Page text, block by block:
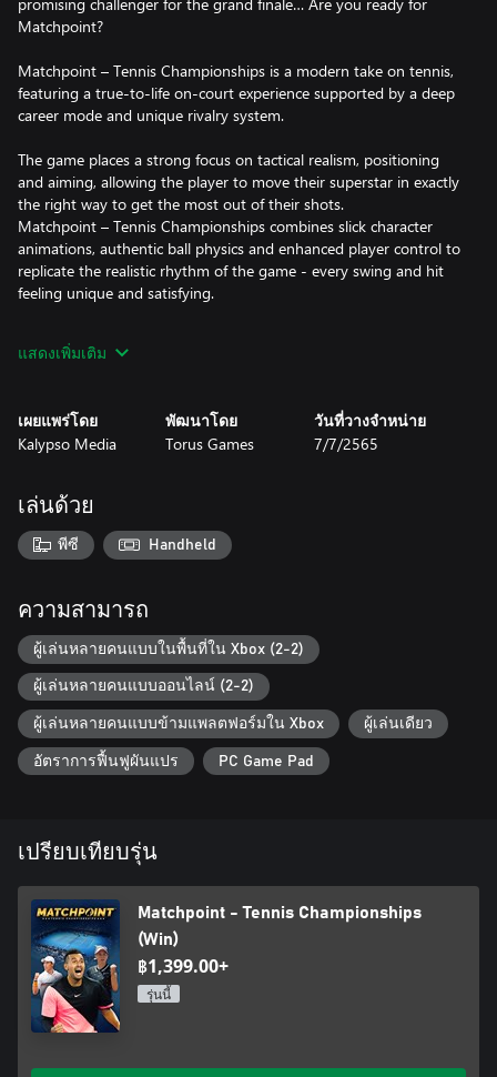
Matchpoint?
Matchpoint – Tennis Championships is a modern take on tennis,
featuring a true-to-life on-court experience supported by a deep
career mode and unique rivalry system.
The game places a strong focus on tactical realism, positioning
and aiming, allowing the player to move their superstar in exactly
the right way to get the most out of their shots.
Matchpoint – Tennis Championships combines slick character
animations, authentic ball physics and enhanced player control to
replicate the realistic rhythm of the game - every swing and hit
feeling unique and satisfying.
merit-based ranking system.
• Create your own 3D tennis star. Choose your look, fashion and
to life techniques such as left-or right-handed, onehanded or
twohanded backhand.
• Dominate the court as a tennis professional. The game features
16 real-life international tennis stars from the professional circuit,
their gear from brands such as Nike, Yonex, Babolat and many
• Customize your athlete and wearables. From rackets to
clothing, create your own tennis star and unlock special
equipment by winning competitive matches.
• Master all strokes and shots in grand style. Determine the
outcome of a rally by choosing the best technique for the time:
top spin, flat, lob or slice shot.
• Take on opponents in local or online matches. Play against a
• Study your rival’s moves and tactics. Watch your opponents
and get to know their strengths and weaknesses to gain a
tactical advantage before you even hit the court.
• Practice makes perfect: hire a personal coach to hone your
skills. Buff your strengths and diminish your weaknesses with an
in-game coaching system of individual training modules.
• Fine-tune your tactics in Practice and Mini-Game modes: Jump
into a variety of mini-games to hone your perfect game and
become a force to be reckoned with on the court.
the globe. Each court has its own characteristics; study your
แสดงเพิ่มเติม
เผยแพร่โดย
Kalypso Media
พัฒนาโดย
Torus Games
วันที่วางจำหน่าย
7/7/2565
เล่นด้วย
พีซี Handheld
ความสามารถ
ผู้เล่นหลายคนแบบในพื้นที่ใน Xbox (2-2)
ผู้เล่นหลายคนแบบออนไลน์ (2-2)
ผู้เล่นหลายคนแบบข้ามแพลตฟอร์มใน Xbox ผู้เล่นเดียว
อัตราการฟื้นฟูผันแปร PC Game Pad
เปรียบเทียบรุ่น
Matchpoint - Tennis Championships
(Win)
฿1,399.00+
รุ่นนี้